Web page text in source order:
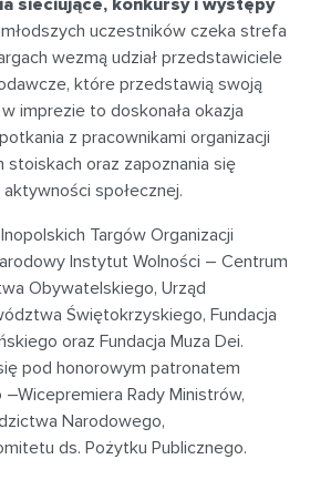
sieciujące, konkursy i występy
uczestników czeka strefa
wezmą udział przedstawiciele
które przedstawią swoją
imprezie to doskonała okazja
z pracownikami organizacji
stoiskach oraz zapoznania się
społecznej.
Targów Organizacji
Instytut Wolności – Centrum
Obywatelskiego, Urząd
Świętokrzyskiego, Fundacja
oraz Fundacja Muza Dei.
pod honorowym patronatem
Rady Ministrów,
Narodowego,
ds. Pożytku Publicznego.